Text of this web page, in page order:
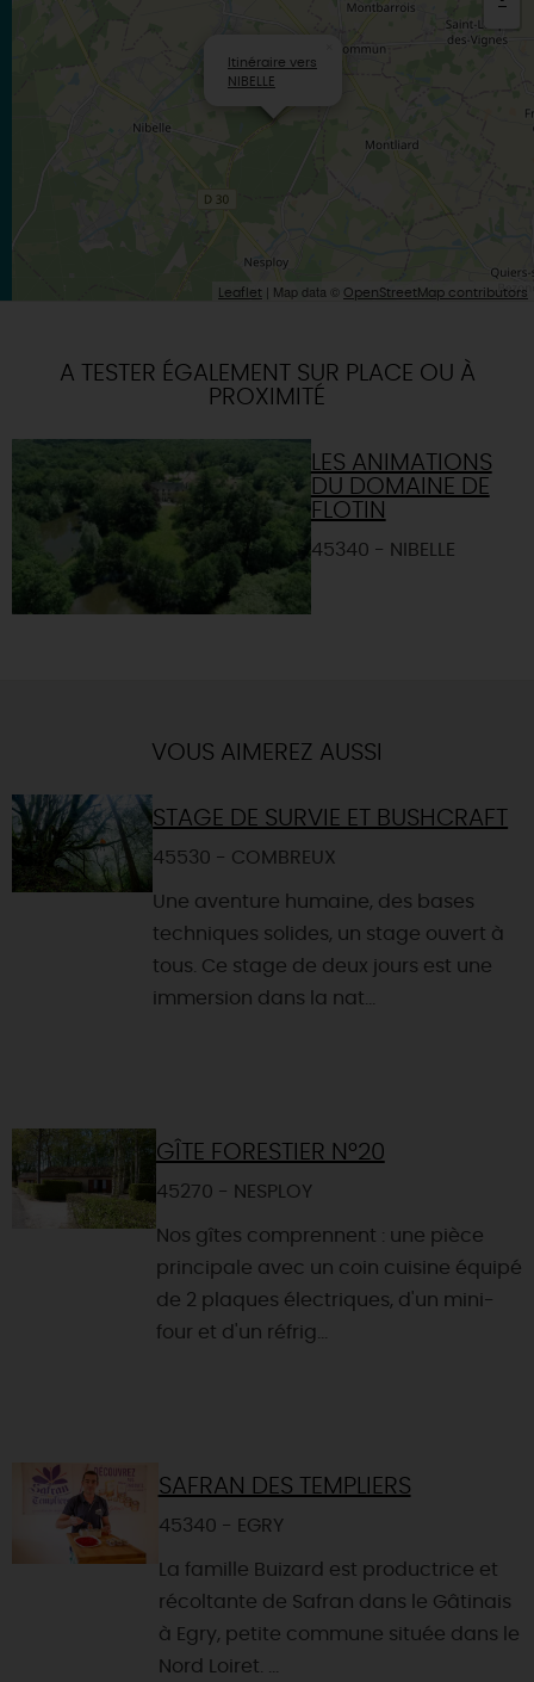
Itinéraire vers
NIBELLE
Leaflet | Map data © OpenStreetMap contributors
A TESTER ÉGALEMENT SUR PLACE OU À
PROXIMITÉ
LES ANIMATIONS
DU DOMAINE DE
FLOTIN
45340 - NIBELLE
VOUS AIMEREZ AUSSI
STAGE DE SURVIE ET BUSHCRAFT
45530 - COMBREUX
Une aventure humaine, des bases
techniques solides, un stage ouvert à
tous. Ce stage de deux jours est une
immersion dans la nat...
GÎTE FORESTIER N°20
45270 - NESPLOY
Nos gîtes comprennent : une pièce
principale avec un coin cuisine équipé
de 2 plaques électriques, d'un mini-
four et d'un réfrig...
SAFRAN DES TEMPLIERS
45340 - EGRY
La famille Buizard est productrice et
récoltante de Safran dans le Gâtinais
à Egry, petite commune située dans le
Nord Loiret. ...